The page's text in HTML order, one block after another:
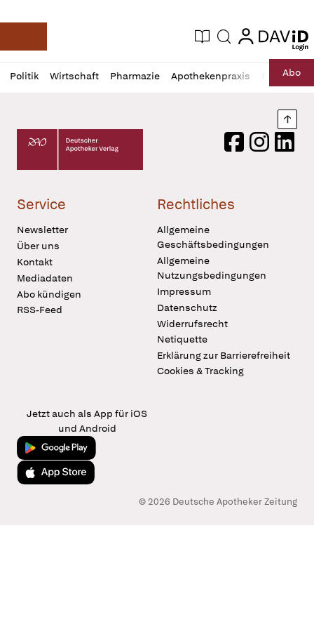
Deutsche Apotheker Zeitung
Aktuelle Ausgabe
Suche login
login
Politik Wirtschaft Pharmazie Apothekenpraxis RechtAbo
Profil
öffnen
Daz
Pur
Deutscher Apotheker Verlag Logo
FacebookInstagram
Service
Newsletter
Über uns
Kontakt
Mediadaten
Abo kündigen
RSS-Feed
Rechtliches
Allgemeine
Geschäftsbedingungen
Allgemeine
Nutzungsbedingungen
Impressum
Datenschutz
Widerrufsrecht
Netiquette
Erklärung zur Barrierefreiheit
Cookies & Tracking
Jetzt auch als App für iOS
und Android
Jetzt bei Google Play
Laden im App Store
© 2026 Deutsche Apotheker Zeitung